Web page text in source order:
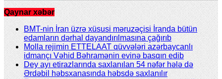
Qaynar xəbər
BMT-nin İran üzrə xüsusi məruzəçisi İranda bütün
edamların dərhal dayandırılmasına çağırıb
Molla rejimin ETTELAAT qüvvələri azərbaycanlı
idmançı Vəhid Bəhramənin evinə basqın edib
Dey ayı etirazlarında saxlanılan 54 nəfər hələ də
Ərdəbil həbsxanasında həbsdə saxlanılır